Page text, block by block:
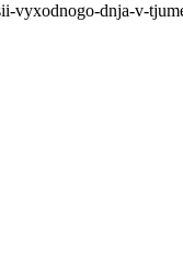
vyxodnogo-dnja-v-